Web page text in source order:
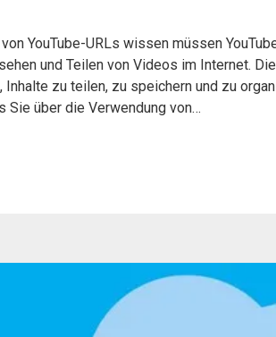
YouTube-URLs wissen müssen
und Teilen von Videos im Internet.
Inhalte zu teilen, zu speichern und zu
Sie über die Verwendung von…